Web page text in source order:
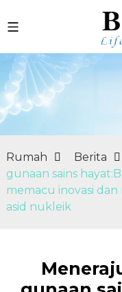
Rumah Berita
gunaan sains
memacu inovasi
asid nukleik